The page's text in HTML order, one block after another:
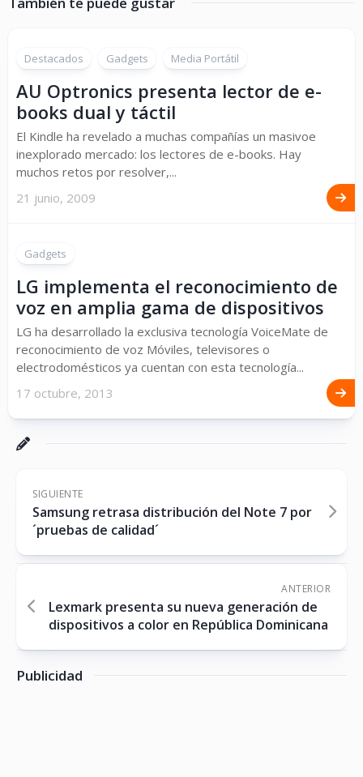
Destacados Gadgets Media Portátil
AU Optronics presenta lector de e-
books dual y táctil
El Kindle ha revelado a muchas compañías un masivoe
inexplorado mercado: los lectores de e-books. Hay
muchos retos por resolver,...
21 junio, 2009
Gadgets
LG implementa el reconocimiento de
voz en amplia gama de dispositivos
LG ha desarrollado la exclusiva tecnología VoiceMate de
reconocimiento de voz Móviles, televisores o
electrodomésticos ya cuentan con esta tecnología...
17 octubre, 2013
SIGUIENTE
Samsung retrasa distribución del Note 7 por
´pruebas de calidad´
ANTERIOR
Lexmark presenta su nueva generación de
dispositivos a color en República Dominicana
Publicidad